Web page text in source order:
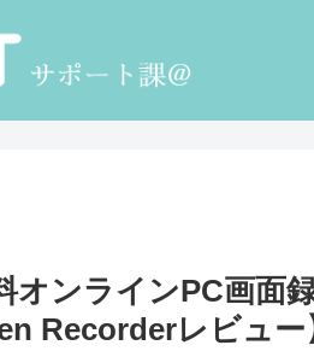
オンラインPC画面
Recorderレビュー